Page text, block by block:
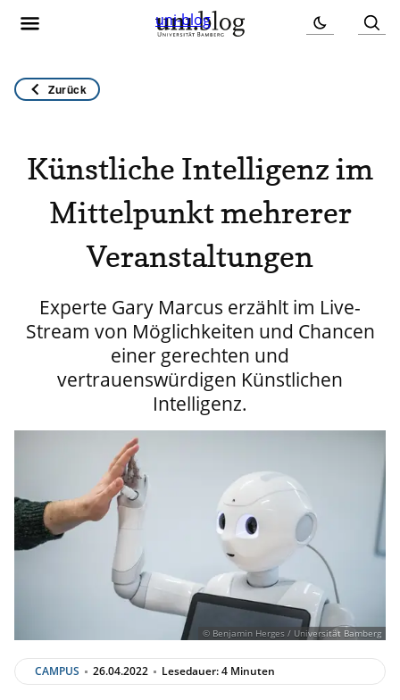
uni-blog
Zurück
Künstliche Intelligenz im
Mittelpunkt mehrerer
Veranstaltungen
Experte Gary Marcus erzählt im Live-
Stream von Möglichkeiten und Chancen
einer gerechten und
vertrauenswürdigen Künstlichen
Intelligenz.
© Benjamin Herges / Universität Bamberg
CAMPUS 26.04.2022 Lesedauer: 4 Minuten